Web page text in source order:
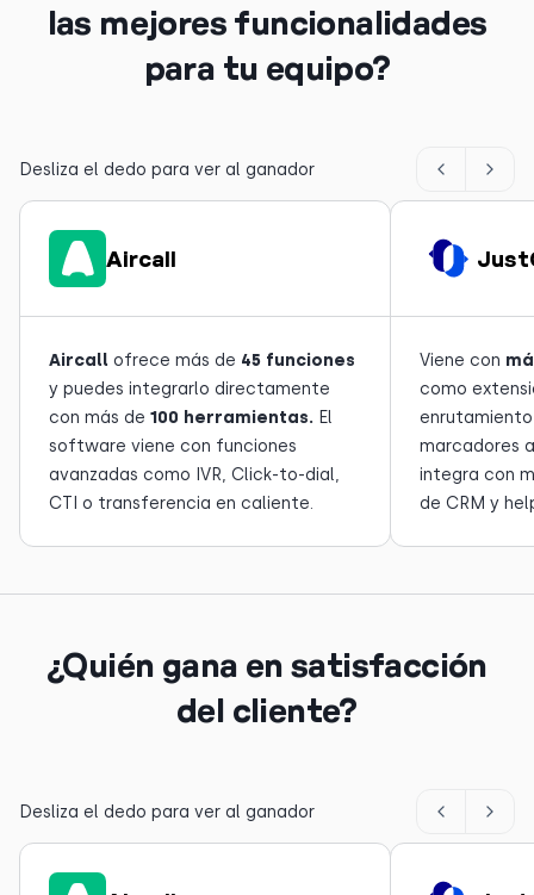
las mejores funcionalidades
para tu equipo?
Desliza el dedo para ver al ganador
Aircall
Aircall ofrece más de 45 funciones
y puedes integrarlo directamente
con más de 100 herramientas. El
software viene con funciones
avanzadas como IVR, Click-to-dial,
CTI o transferencia en caliente.
Viene con
como
enrutamiento
marcadores
integra con
de CRM y
¿Quién gana en satisfacción
del cliente?
Desliza el dedo para ver al ganador